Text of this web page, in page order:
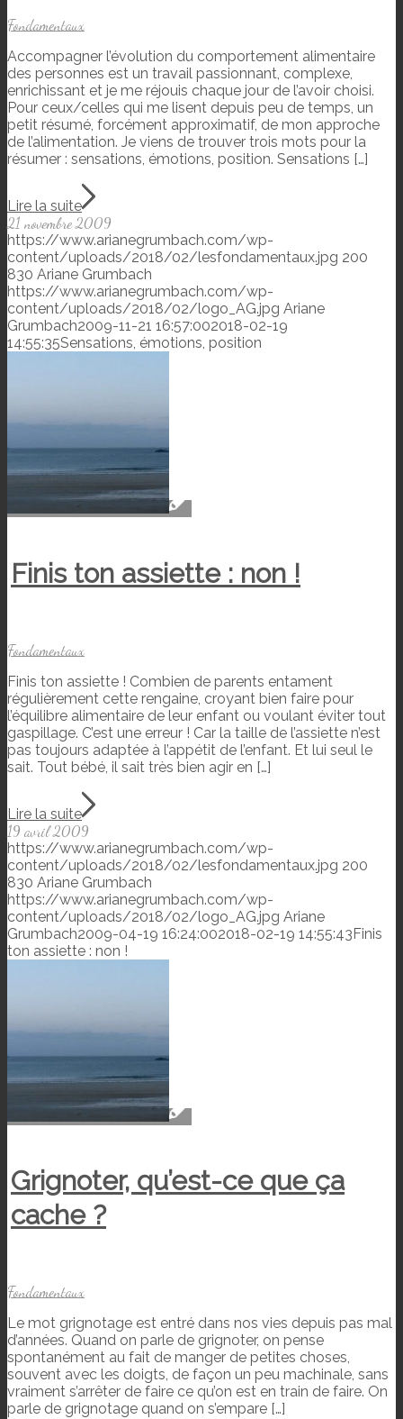
Fondamentaux
Accompagner l’évolution du comportement alimentaire
des personnes est un travail passionnant, complexe,
enrichissant et je me réjouis chaque jour de l’avoir choisi.
Pour ceux/celles qui me lisent depuis peu de temps, un
petit résumé, forcément approximatif, de mon approche
de l’alimentation. Je viens de trouver trois mots pour la
résumer : sensations, émotions, position. Sensations […]
Lire la suite
21 novembre 2009
https://www.arianegrumbach.com/wp-
content/uploads/2018/02/lesfondamentaux.jpg 200
830 Ariane Grumbach
https://www.arianegrumbach.com/wp-
content/uploads/2018/02/logo_AG.jpg Ariane
Grumbach2009-11-21 16:57:002018-02-19
14:55:35Sensations, émotions, position
Finis ton assiette : non !
Fondamentaux
Finis ton assiette ! Combien de parents entament
régulièrement cette rengaine, croyant bien faire pour
l’équilibre alimentaire de leur enfant ou voulant éviter tout
gaspillage. C’est une erreur ! Car la taille de l’assiette n’est
pas toujours adaptée à l’appétit de l’enfant. Et lui seul le
sait. Tout bébé, il sait très bien agir en […]
Lire la suite
19 avril 2009
https://www.arianegrumbach.com/wp-
content/uploads/2018/02/lesfondamentaux.jpg 200
830 Ariane Grumbach
https://www.arianegrumbach.com/wp-
content/uploads/2018/02/logo_AG.jpg Ariane
Grumbach2009-04-19 16:24:002018-02-19 14:55:43Finis
ton assiette : non !
Grignoter, qu’est-ce que ça
cache ?
Fondamentaux
Le mot grignotage est entré dans nos vies depuis pas mal
d’années. Quand on parle de grignoter, on pense
spontanément au fait de manger de petites choses,
souvent avec les doigts, de façon un peu machinale, sans
vraiment s’arrêter de faire ce qu’on est en train de faire. On
parle de grignotage quand on s’empare […]